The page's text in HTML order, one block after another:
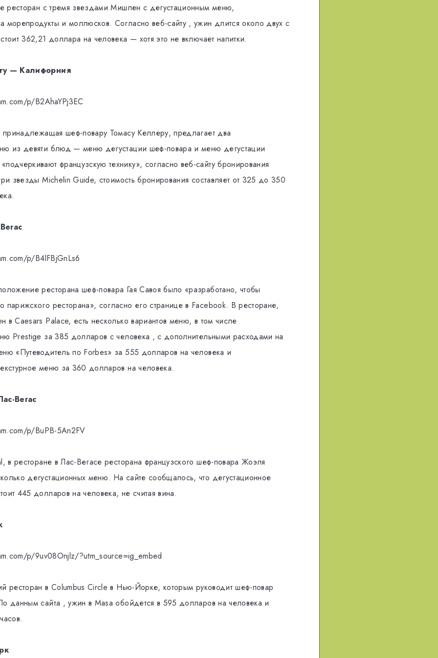
ресторан с тремя звездами Мишлен с дегустационным меню,
морепродукты и моллюсков. Согласно веб-сайту , ужин длится около двух с
362,21 доллара на человека — хотя это не включает напитки.
— Калифорния
p/B2AhaYPj3EC
принадлежащая шеф-повару Томасу Келлеру, предлагает два
из девяти блюд — меню дегустации шеф-повара и меню дегустации
французскую технику», согласно веб-сайту бронирования
звезды Michelin Guide, стоимость бронирования составляет от 325 до 350
p/B4lFBjGnLs6
ресторана шеф-повара Гая Савоя было «разработано, чтобы
парижского ресторана», согласно его странице в Facebook. В ресторане,
в Caesars Palace, есть несколько вариантов меню, в том числе
Prestige за 385 долларов с человека , с дополнительными расходами на
«Путеводитель по Forbes» за 555 долларов на человека и
меню за 360 долларов на человека.
Вегас
p/BuPB-5An2FV
в ресторане в Лас-Вегасе ресторана французского шеф-повара Жоэля
дегустационных меню. На сайте сообщалось, что дегустационное
445 долларов на человека, не считая вина.
p/9uv08Onjlz/?utm_source=ig_embed
ресторан в Columbus Circle в Нью-Йорке, которым руководит шеф-повар
данным сайта , ужин в Masa обойдется в 595 долларов на человека и